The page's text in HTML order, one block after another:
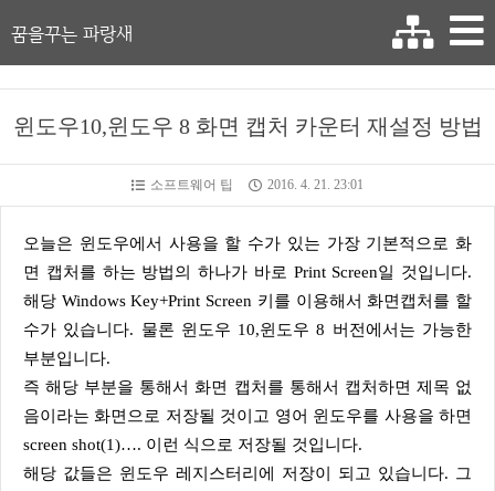
꿈을꾸는 파랑새
윈도우10,윈도우 8 화면 캡처 카운터 재설정 방법
소프트웨어 팁 2016. 4. 21. 23:01
오늘은 윈도우에서 사용을 할 수가 있는 가장 기본적으로 화
면 캡처를 하는 방법의 하나가 바로 Print Screen일 것입니다.
해당 Windows Key+Print Screen 키를 이용해서 화면캡처를 할
수가 있습니다. 물론 윈도우 10,윈도우 8 버전에서는 가능한
부분입니다.
즉 해당 부분을 통해서 화면 캡처를 통해서 캡처하면 제목 없
음이라는 화면으로 저장될 것이고 영어 윈도우를 사용을 하면
screen shot(1)…. 이런 식으로 저장될 것입니다.
해당 값들은 윈도우 레지스터리에 저장이 되고 있습니다. 그